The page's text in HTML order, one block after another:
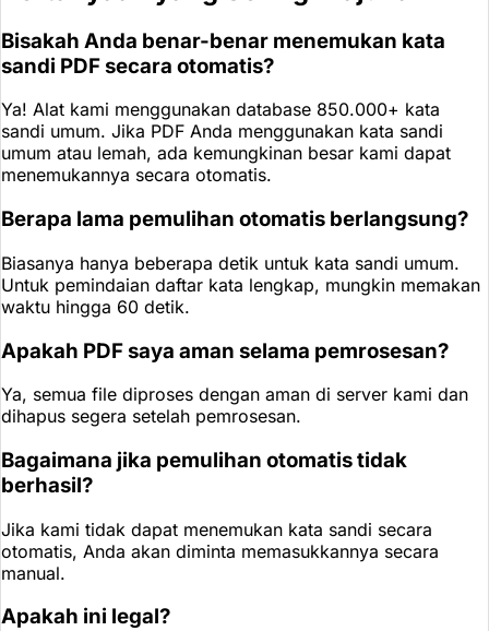
Bisakah Anda benar-benar menemukan kata
sandi PDF secara otomatis?
Ya! Alat kami menggunakan database 850.000+ kata
sandi umum. Jika PDF Anda menggunakan kata sandi
umum atau lemah, ada kemungkinan besar kami dapat
menemukannya secara otomatis.
Berapa lama pemulihan otomatis berlangsung?
Biasanya hanya beberapa detik untuk kata sandi umum.
Untuk pemindaian daftar kata lengkap, mungkin memakan
waktu hingga 60 detik.
Apakah PDF saya aman selama pemrosesan?
Ya, semua file diproses dengan aman di server kami dan
dihapus segera setelah pemrosesan.
Bagaimana jika pemulihan otomatis tidak
berhasil?
Jika kami tidak dapat menemukan kata sandi secara
otomatis, Anda akan diminta memasukkannya secara
manual.
Apakah ini legal?